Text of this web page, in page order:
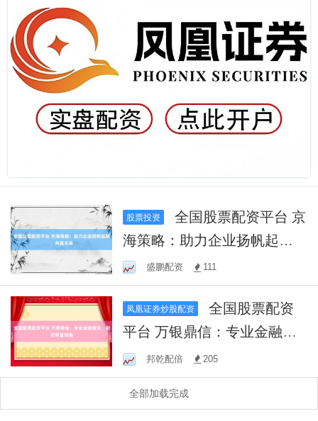
股票投资
全国股票配资平台 京
海策略：助力企业扬帆起
航，共赢未来
盛鹏配资 111
凤凰证券炒股配资
全国股票配资
平台 万银鼎信：专业金融服
务，助您财富增值
邦乾配倍 205
全部加载完成